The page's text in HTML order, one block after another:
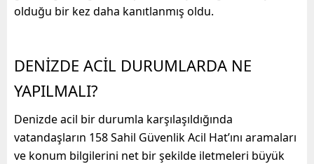
olduğu bir kez daha kanıtlanmış oldu.
DENİZDE ACİL DURUMLARDA NE
YAPILMALI?
Denizde acil bir durumla karşılaşıldığında
vatandaşların 158 Sahil Güvenlik Acil Hat’ını aramaları
ve konum bilgilerini net bir şekilde iletmeleri büyük